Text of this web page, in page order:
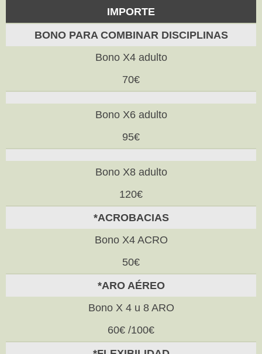
IMPORTE
BONO PARA COMBINAR DISCIPLINAS
Bono X4 adulto
70€
Bono X6 adulto
95€
Bono X8 adulto
120€
*ACROBACIAS
Bono X4 ACRO
50€
*ARO AÉREO
Bono X 4 u 8 ARO
60€ /100€